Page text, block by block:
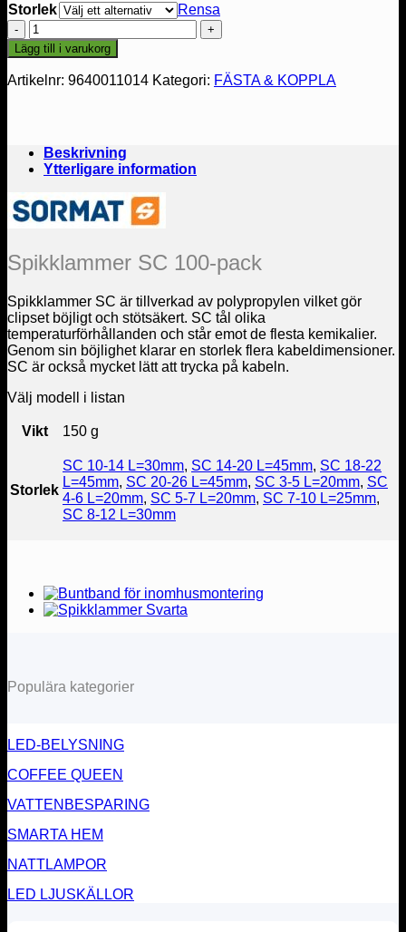
Storlek
Rensa
Spikklammer
SC
100-
pack,
Lägg till i varukorg
Artikelnr: 9640011014 Kategori: FÄSTA & KOPPLA
Beskrivning
Ytterligare information
Spikklammer SC 100-pack
Spikklammer SC är tillverkad av polypropylen vilket gör
clipset böjligt och stötsäkert. SC tål olika
temperaturförhållanden och står emot de flesta kemikalier.
Genom sin böjlighet klarar en storlek flera kabeldimensioner.
SC är också mycket lätt att trycka på kabeln.
Välj modell i listan
Vikt 150 g
Storlek
SC 10-14 L=30mm, SC 14-20 L=45mm, SC 18-22
L=45mm, SC 20-26 L=45mm, SC 3-5 L=20mm, SC
4-6 L=20mm, SC 5-7 L=20mm, SC 7-10 L=25mm,
SC 8-12 L=30mm
Populära kategorier
LED-BELYSNING
COFFEE QUEEN
VATTENBESPARING
SMARTA HEM
NATTLAMPOR
LED LJUSKÄLLOR